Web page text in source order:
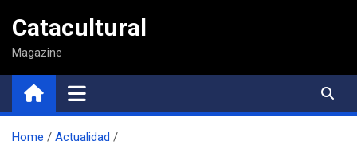
contenido
Catacultural
Magazine
Home
Actualidad